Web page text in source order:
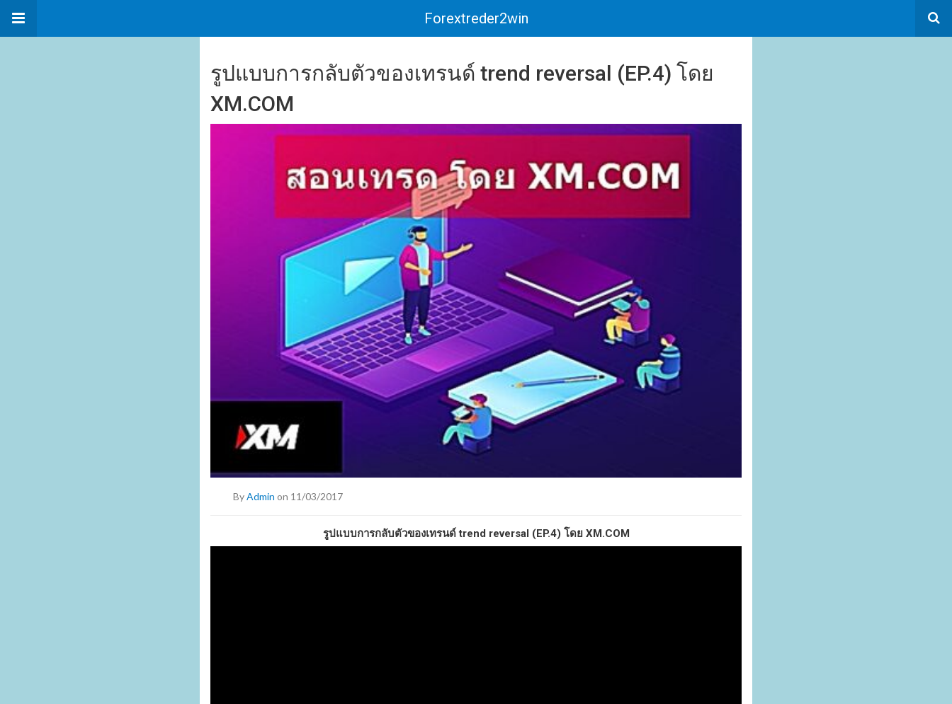
Forextreder2win
รูปแบบการกลับตัวของเทรนด์ trend reversal (EP.4) โดย
XM.COM
ByAdmin on 11/03/2017
รูปแบบการกลับตัวของเทรนด์ trend reversal (EP.4) โดย XM.COM